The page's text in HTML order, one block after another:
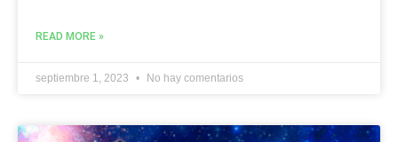
READ MORE »
septiembre 1, 2023 No hay comentarios